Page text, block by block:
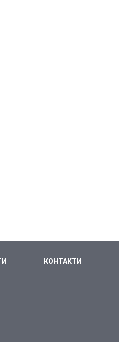
КОНТАКТИ